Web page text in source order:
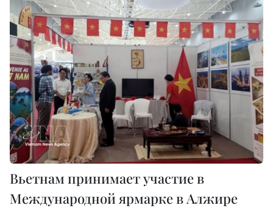
Вьетнам принимает участие в
Международной ярмарке в Алжире